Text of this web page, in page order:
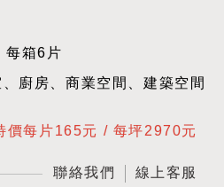
每箱6片
廚房、商業空間、建築空間
價每片165元 / 每坪2970元
聯絡我們 線上客服